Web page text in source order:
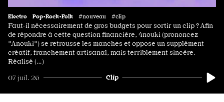
Electro Pop•Rock•Folk #nouveau #clip
Faut-il nécessairement de gros budgets pour sortir un clip ? Afin
de répondre à cette question financière, 4nouki (prononcez
"Anouki") se retrousse les manches et oppose un supplément
créatif, franchement artisanal, mais terriblement sincère.
Réalisé (…)
07 juil. 26 Clip